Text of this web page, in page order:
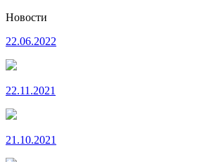
Новости
22.06.2022
22.11.2021
21.10.2021